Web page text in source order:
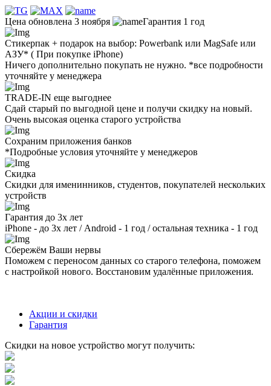
Цена обновлена 3 ноября Гарантия 1 год
Стикерпак + подарок на выбор: Powerbank или MagSafe или
AЗУ* ( При покупке iPhone)
Ничего дополнительно покупать не нужно. *все подробности
уточняйте у менеджера
TRADE-IN еще выгоднее
Сдай старый по выгодной цене и получи скидку на новый.
Очень высокая оценка старого устройства
Сохраним приложения банков
*Подробные условия уточняйте у менеджеров
Скидка
Скидки для именинников, студентов, покупателей нескольких
устройств
Гарантия до 3х лет
iPhone - до 3х лет / Android - 1 год / остальная техника - 1 год
Сбережём Ваши нервы
Поможем с переносом данных со старого телефона, поможем
с настройкой нового. Восстановим удалённые приложения.
Акции и скидки
Гарантия
Скидки на новое устройство могут получить: